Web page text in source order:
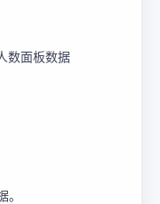
数面板数据